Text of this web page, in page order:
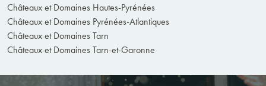
Châteaux et Domaines Hautes-Pyrénées
Châteaux et Domaines Pyrénées-Atlantiques
Châteaux et Domaines Tarn
Châteaux et Domaines Tarn-et-Garonne